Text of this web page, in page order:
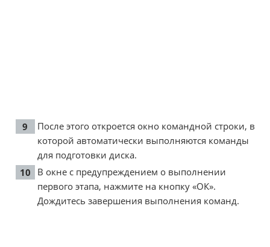
После этого откроется окно командной строки, в
которой автоматически выполняются команды
для подготовки диска.
В окне с предупреждением о выполнении
первого этапа, нажмите на кнопку «ОК».
Дождитесь завершения выполнения команд.